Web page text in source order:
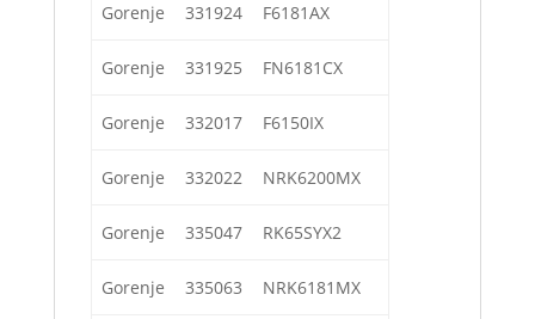
Gorenje 331924 F6181AX
Gorenje 331925 FN6181CX
Gorenje 332017 F6150IX
Gorenje 332022 NRK6200MX
Gorenje 335047 RK65SYX2
Gorenje 335063 NRK6181MX